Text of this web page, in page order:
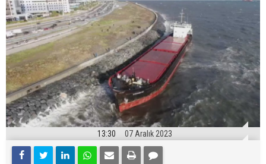
13:30 07 Aralık 2023